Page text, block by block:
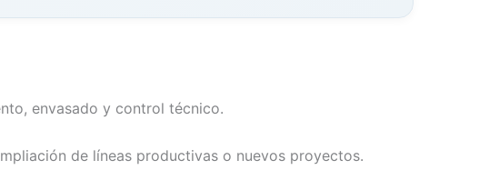
envasado y control técnico.
de líneas productivas o nuevos proyectos.